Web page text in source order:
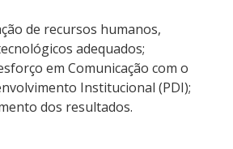
de recursos humanos,
adequados;
em Comunicação com o
Institucional (PDI);
dos resultados.